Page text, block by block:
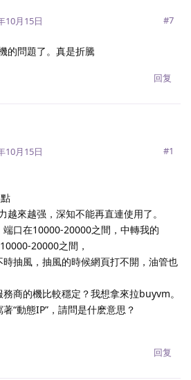
10月15日 #7
的問題了。真是折騰
回复
10月15日 #1
越來越强，深知不能再直連使用了。
口在10000-20000之間，中轉我的
20000之間，
抽風，抽風的時候網頁打不開，油管也
商的機比較穩定？我想拿來拉buyvm。
“動態IP”，請問是什麽意思？
回复